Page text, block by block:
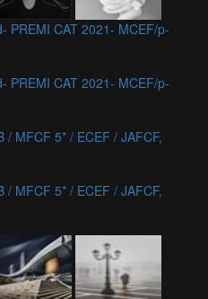
PREMI CAT 2021- MCEF/p-
PREMI CAT 2021- MCEF/p-
/ MFCF 5* / ECEF / JAFCF,
/ MFCF 5* / ECEF / JAFCF,